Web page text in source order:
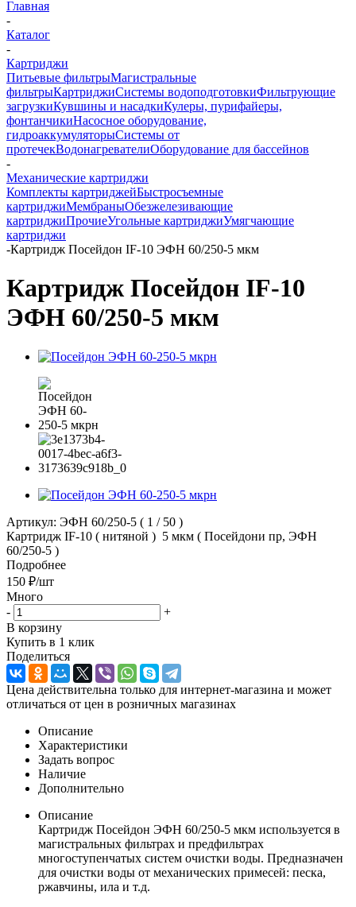
Главная
-
Каталог
-
Картриджи
Питьевые фильтрыМагистральные
фильтрыКартриджиСистемы водоподготовкиФильтрующие
загрузкиКувшины и насадкиКулеры, пурифайеры,
фонтанчикиНасосное оборудование,
гидроаккумуляторыСистемы от
протечекВодонагревателиОборудование для бассейнов
-
Механические картриджи
Комплекты картриджейБыстросъемные
картриджиМембраныОбезжелезивающие
картриджиПрочиеУгольные картриджиУмягчающие
картриджи
-Картридж Посейдон IF-10 ЭФН 60/250-5 мкм
Картридж Посейдон IF-10
ЭФН 60/250-5 мкм
Артикул: ЭФН 60/250-5 ( 1 / 50 )
Картридж IF-10 ( нитяной ) 5 мкм ( Посейдони пр, ЭФН
60/250-5 )
Подробнее
150 ₽/шт
Много
-
+
В корзину
Купить в 1 клик
Поделиться
Цена действительна только для интернет-магазина и может
отличаться от цен в розничных магазинах
Описание
Характеристики
Задать вопрос
Наличие
Дополнительно
Описание
Картридж Посейдон ЭФН 60/250-5 мкм используется в
магистральных фильтрах и предфильтрах
многоступенчатых систем очистки воды. Предназначен
для очистки воды от механических примесей: песка,
ржавчины, ила и т.д.